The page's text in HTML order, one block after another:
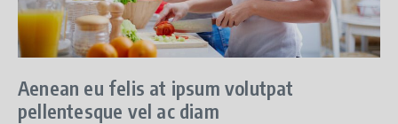
Aenean eu felis at ipsum volutpat
pellentesque vel ac diam